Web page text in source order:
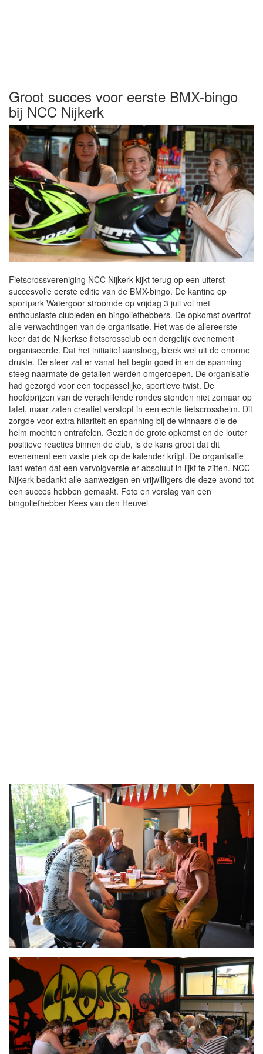
Groot succes voor eerste BMX-bingo
bij NCC Nijkerk
Fietscrossvereniging NCC Nijkerk kijkt terug op een uiterst
succesvolle eerste editie van de BMX-bingo. De kantine op
sportpark Watergoor stroomde op vrijdag 3 juli vol met
enthousiaste clubleden en bingoliefhebbers. De opkomst overtrof
alle verwachtingen van de organisatie. Het was de allereerste
keer dat de Nijkerkse fietscrossclub een dergelijk evenement
organiseerde. Dat het initiatief aansloeg, bleek wel uit de enorme
drukte. De sfeer zat er vanaf het begin goed in en de spanning
steeg naarmate de getallen werden omgeroepen. De organisatie
had gezorgd voor een toepasselijke, sportieve twist. De
hoofdprijzen van de verschillende rondes stonden niet zomaar op
tafel, maar zaten creatief verstopt in een echte fietscrosshelm. Dit
zorgde voor extra hilariteit en spanning bij de winnaars die de
helm mochten ontrafelen. Gezien de grote opkomst en de louter
positieve reacties binnen de club, is de kans groot dat dit
evenement een vaste plek op de kalender krijgt. De organisatie
laat weten dat een vervolgversie er absoluut in lijkt te zitten. NCC
Nijkerk bedankt alle aanwezigen en vrijwilligers die deze avond tot
een succes hebben gemaakt. Foto en verslag van een
bingoliefhebber Kees van den Heuvel